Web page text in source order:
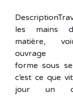
les mains
matière,
ouvrage
forme sous
c’est ce que
jour un